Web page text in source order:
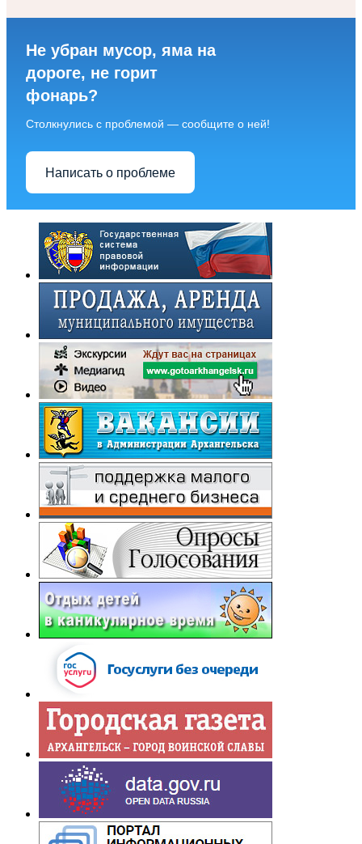
Не убран мусор, яма на
дороге, не горит
фонарь?
Столкнулись с проблемой — сообщите о ней!
Написать о проблеме